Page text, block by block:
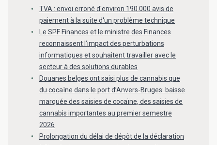
TVA : envoi erroné d'environ 190.000 avis de
paiement à la suite d'un problème technique
Le SPF Finances et le ministre des Finances
reconnaissent l’impact des perturbations
informatiques et souhaitent travailler avec le
secteur à des solutions durables
Douanes belges ont saisi plus de cannabis que
du cocaïne dans le port d’Anvers-Bruges: baisse
marquée des saisies de cocaïne, des saisies de
cannabis importantes au premier semestre
2026
Prolongation du délai de dépôt de la déclaration